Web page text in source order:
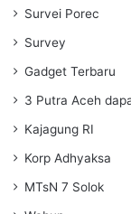
Survei Porec
Survey
Gadget Terbaru
3 Putra Aceh
Kajagung RI
Korp Adhyaksa
MTsN 7 Solok